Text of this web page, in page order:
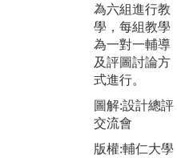
為六組進行教
學，每組教學
為一對一輔導
及評圖討論方
式進行。
圖解:設計總評
交流會
版權:輔仁大學